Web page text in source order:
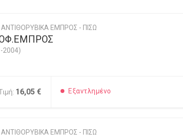
ΕΜΠΡΟΣ - ΠΙΣΩ
2004)
16,05 € Εξαντλημένο
ΕΜΠΡΟΣ - ΠΙΣΩ